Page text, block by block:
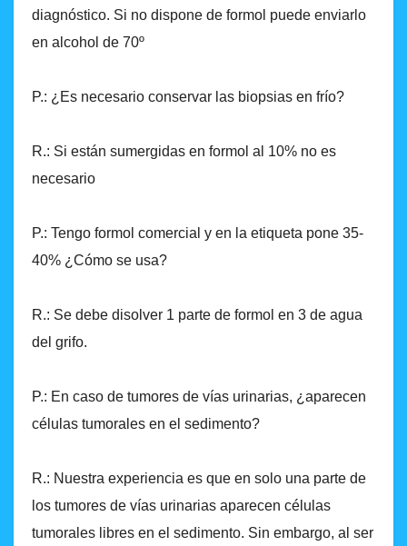
diagnóstico. Si no dispone de formol puede enviarlo
en alcohol de 70º
P.: ¿Es necesario conservar las biopsias en frío?
R.: Si están sumergidas en formol al 10% no es
necesario
P.: Tengo formol comercial y en la etiqueta pone 35-
40% ¿Cómo se usa?
R.: Se debe disolver 1 parte de formol en 3 de agua
del grifo.
P.: En caso de tumores de vías urinarias, ¿aparecen
células tumorales en el sedimento?
R.: Nuestra experiencia es que en solo una parte de
los tumores de vías urinarias aparecen células
tumorales libres en el sedimento. Sin embargo, al ser